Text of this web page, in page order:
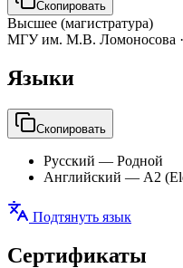
Скопировать
Высшее (магистратура)
МГУ им. М.В. Ломоносова ·
Языки
Скопировать
Русский — Родной
Английский — A2
Подтянуть язык
Сертификаты